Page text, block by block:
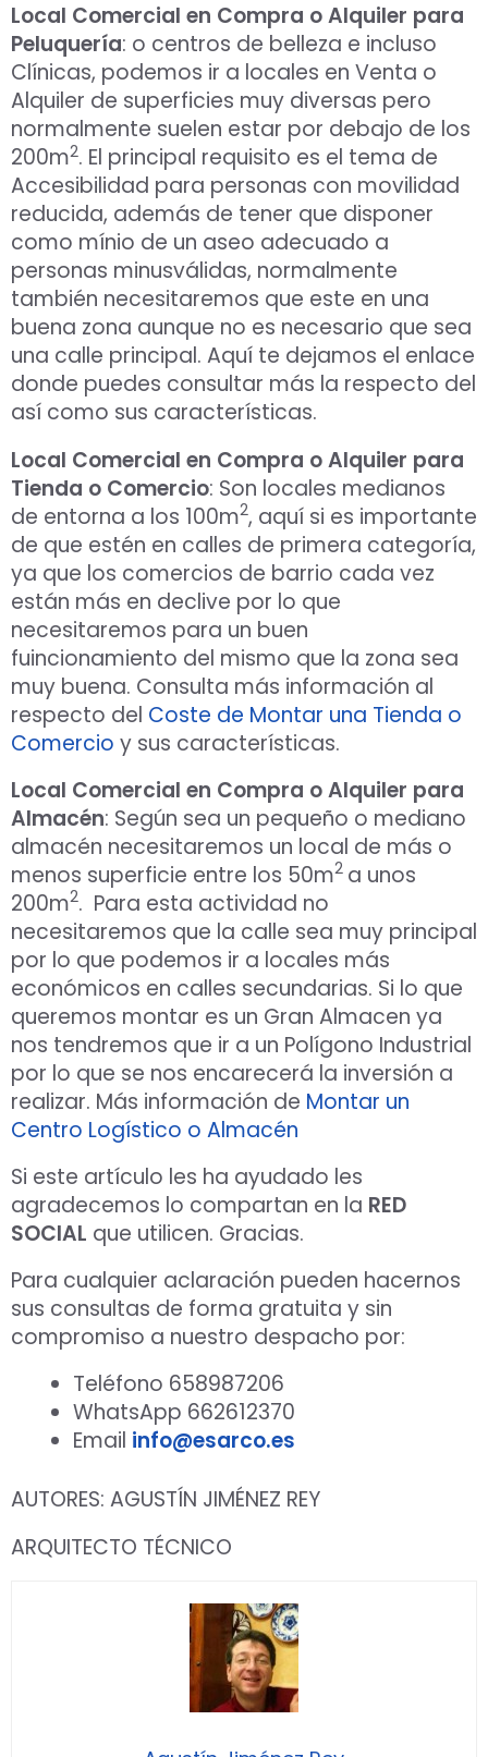
Local Comercial en Compra o Alquiler para
Peluquería: o centros de belleza e incluso
Clínicas, podemos ir a locales en Venta o
Alquiler de superficies muy diversas pero
normalmente suelen estar por debajo de los
200m2. El principal requisito es el tema de
Accesibilidad para personas con movilidad
reducida, además de tener que disponer
como mínio de un aseo adecuado a
personas minusválidas, normalmente
también necesitaremos que este en una
buena zona aunque no es necesario que sea
una calle principal. Aquí te dejamos el enlace
donde puedes consultar más la respecto del
así como sus características.
Local Comercial en Compra o Alquiler para
Tienda o Comercio: Son locales medianos
de entorna a los 100m2, aquí si es importante
de que estén en calles de primera categoría,
ya que los comercios de barrio cada vez
están más en declive por lo que
necesitaremos para un buen
fuincionamiento del mismo que la zona sea
muy buena. Consulta más información al
respecto del Coste de Montar una Tienda o
Comercio y sus características.
Local Comercial en Compra o Alquiler para
Almacén: Según sea un pequeño o mediano
almacén necesitaremos un local de más o
menos superficie entre los 50m2 a unos
200m2. Para esta actividad no
necesitaremos que la calle sea muy principal
por lo que podemos ir a locales más
económicos en calles secundarias. Si lo que
queremos montar es un Gran Almacen ya
nos tendremos que ir a un Polígono Industrial
por lo que se nos encarecerá la inversión a
realizar. Más información de Montar un
Centro Logístico o Almacén
Si este artículo les ha ayudado les
agradecemos lo compartan en la RED
SOCIAL que utilicen. Gracias.
Para cualquier aclaración pueden hacernos
sus consultas de forma gratuita y sin
compromiso a nuestro despacho por:
Teléfono 658987206
WhatsApp 662612370
Email info@esarco.es
AUTORES: AGUSTÍN JIMÉNEZ REY
ARQUITECTO TÉCNICO